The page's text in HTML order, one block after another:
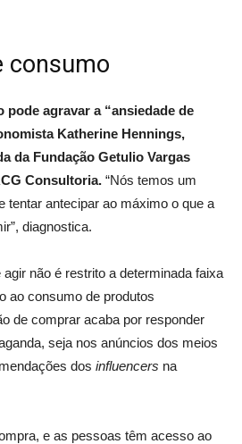
consumo
agravar a “ansiedade de
Katherine Hennings,
da Fundação Getulio Vargas
Consultoria. “Nós temos um
tentar antecipar ao máximo o que a
diagnostica.
não é restrito a determinada faixa
ao consumo de produtos
de comprar acaba por responder
seja nos anúncios dos meios
dos influencers na
e as pessoas têm acesso ao